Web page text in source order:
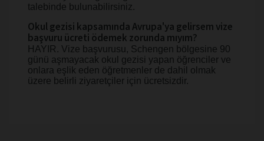
talebinde bulunabilirsiniz.
Okul gezisi kapsamında Avrupa'ya gelirsem vize
başvuru ücreti ödemek zorunda mıyım?
HAYIR. Vize başvurusu, Schengen bölgesine 90
günü aşmayacak okul gezisi yapan öğrenciler ve
onlara eşlik eden öğretmenler de dahil olmak
üzere belirli ziyaretçiler için ücretsizdir.